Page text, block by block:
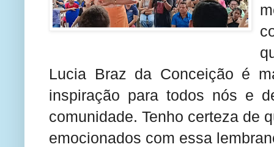
Lucia Braz da Conceição é
inspiração para todos nós e
comunidade. Tenho certeza de
emocionados com essa